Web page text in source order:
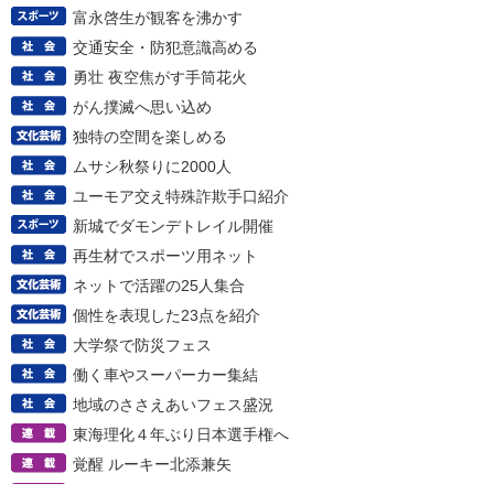
富永啓生が観客を沸かす
交通安全・防犯意識高める
勇壮 夜空焦がす手筒花火
がん撲滅へ思い込め
独特の空間を楽しめる
ムサシ秋祭りに2000人
ユーモア交え特殊詐欺手口紹介
新城でダモンデトレイル開催
再生材でスポーツ用ネット
ネットで活躍の25人集合
個性を表現した23点を紹介
大学祭で防災フェス
働く車やスーパーカー集結
地域のささえあいフェス盛況
東海理化４年ぶり日本選手権へ
覚醒 ルーキー北添兼矢